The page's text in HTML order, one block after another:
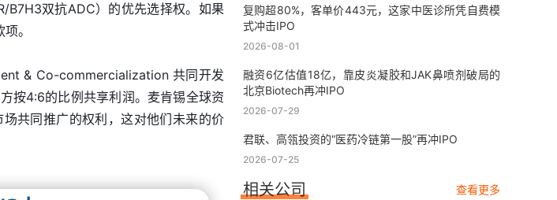
B7H3双抗ADC）的优先选择权。如果
。
& Co-commercialization 共同开发
按4:6的比例共享利润。麦肯锡全球资
共同推广的权利，这对他们未来的价
复购超80%，客单价443元，这家中医诊所凭自费模
式冲击IPO
2026-08-01
融资6亿估值18亿，靠皮炎凝胶和JAK鼻喷剂破局的
北京Biotech再冲IPO
2026-07-29
君联、高瓴投资的“医药冷链第一股”再冲IPO
2026-07-25
相关公司 查看更多